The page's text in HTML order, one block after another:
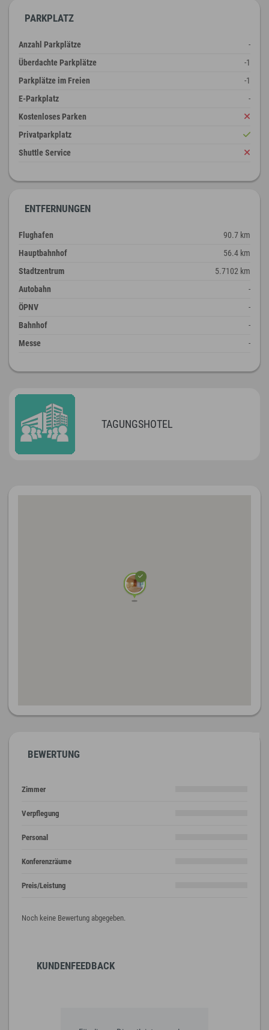
PARKPLATZ
Anzahl Parkplätze
-
Überdachte Parkplätze
-1
Parkplätze im Freien
-1
E-Parkplatz
-
Kostenloses Parken
Privatparkplatz
Shuttle Service
ENTFERNUNGEN
Flughafen
90.7 km
Hauptbahnhof
56.4 km
Stadtzentrum
5.7102 km
Autobahn
-
ÖPNV
-
Bahnhof
-
Messe
-
TAGUNGSHOTEL
BEWERTUNG
Zimmer
Verpflegung
Personal
Konferenzräume
Preis/Leistung
Noch keine Bewertung abgegeben.
KUNDENFEEDBACK